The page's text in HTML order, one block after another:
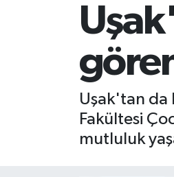
Uşak'tan da
Fakültesi
mutluluk
Süper Lig Puan Durumu
Tüm Manşetler
Son Dakika Haberleri